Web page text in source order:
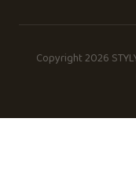
Copyright 2026